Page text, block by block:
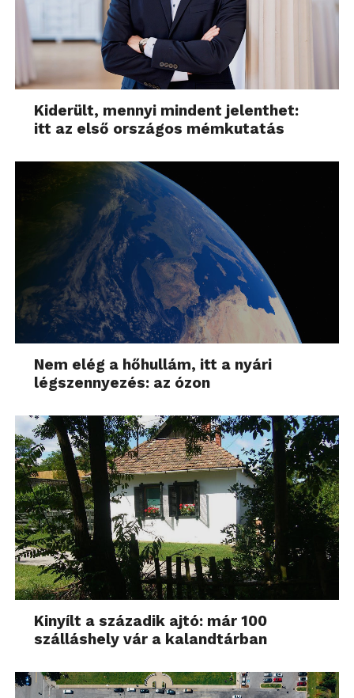
Kiderült, mennyi mindent jelenthet:
itt az első országos mémkutatás
Nem elég a hőhullám, itt a nyári
légszennyezés: az ózon
Kinyílt a századik ajtó: már 100
szálláshely vár a kalandtárban